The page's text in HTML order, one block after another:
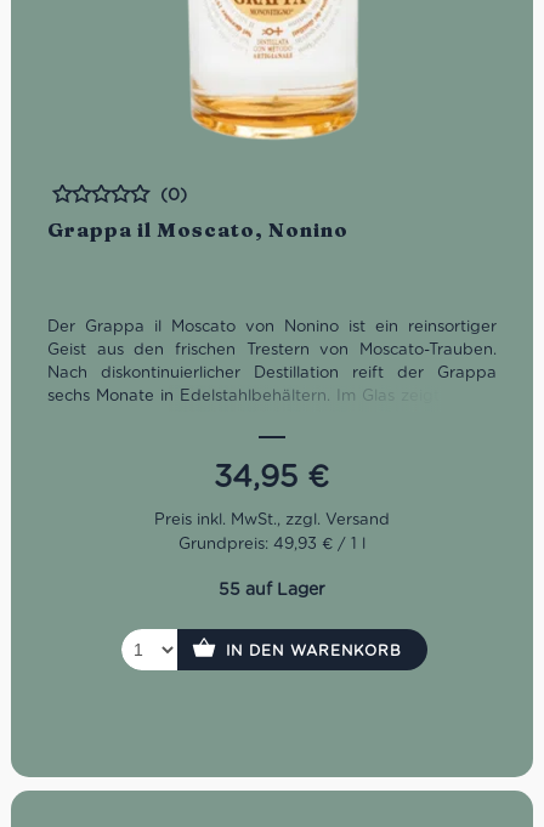
Grappa il Moscato, Nonino
Bewertet
(0)
Der Grappa il Moscato von Nonino ist ein reinsortiger
Geist aus den frischen Trestern von Moscato-Trauben.
Nach diskontinuierlicher Destillation reift der Grappa
sechs Monate in Edelstahlbehältern. Im Glas zeigt er sich
offenbart Aromen von Rosen, Vanille und Salbei. Am
Gaumen ist der reinsortige Moscato weich, elegant und
auf überaus sinnliche Weise aromatisch.
34,95 €
Grundpreis: 49,93 € / 1 l
55 auf Lager
IN DEN WARENKORB